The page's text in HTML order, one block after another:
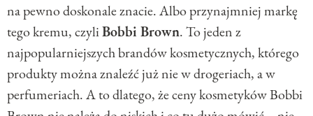
na pewno doskonale znacie. Albo przynajmniej markę
tego kremu, czyliBobbi Brown. To jeden z
najpopularniejszych brandów kosmetycznych, którego
produkty można znaleźć już nie w drogeriach, a w
perfumeriach. A to dlatego, że ceny kosmetyków Bobbi